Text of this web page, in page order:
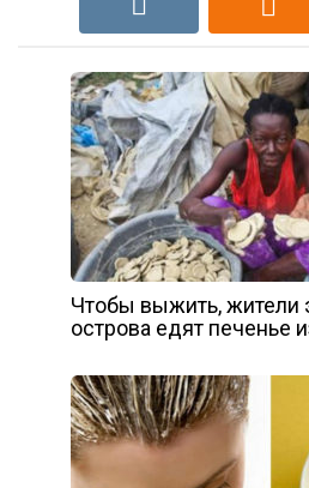
Чтобы выжить, жители
острова едят печенье